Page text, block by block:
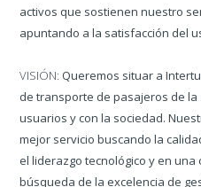
activos que sostienen nuestro
apuntando a la satisfacción del
VISIÓN: Queremos situar a
de transporte de pasajeros de
usuarios y con la sociedad.
mejor servicio buscando la
el liderazgo tecnológico y en
búsqueda de la excelencia de